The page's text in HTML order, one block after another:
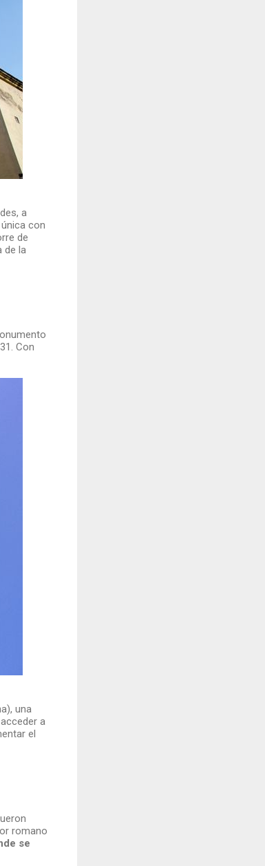
a
con
de
de la
Con
una
a
el
romano
se